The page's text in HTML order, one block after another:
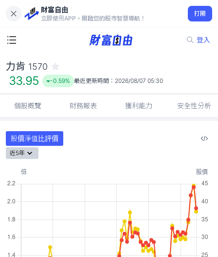
財富自由
立即使用APP，開啟您的股市智慧導航！
打開
登入
33.95
-0.59%
力肯 1570
33.95 -0.59% 最近更新時間： 2026/08/07 05:30
個股概覽 財務報表 獲利能力 安全性分析
股價淨值比評價
近5年